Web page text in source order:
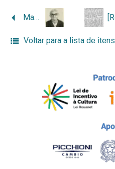
Maria Rita de Souza
Voltar para a lista de itens